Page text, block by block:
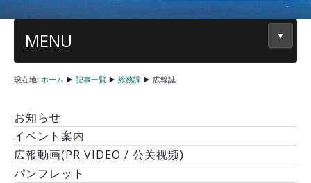
MENU ▼
現在地: ホーム ▶ 記事一覧 ▶ 総務課 ▶ 広報誌
お知らせ
イベント案内
広報動画(PR VIDEO / 公关视频)
パンフレット